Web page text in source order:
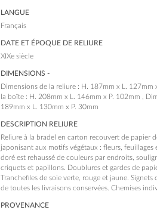
LANGUE
Français
DATE ET ÉPOQUE DE RELIURE
XIXe siècle
DIMENSIONS -
Dimensions de la reliure : H. 187mm x L. 127mm
la boîte : H. 208mm x L. 146mm x P. 102mm ,
189mm x L. 130mm x P. 30mm
DESCRIPTION RELIURE
Reliure à la bradel en carton recouvert de papier
japonisant aux motifs végétaux : fleurs, feuillages
doré est rehaussé de couleurs par endroits,
criquets et papillons. Doublures et gardes de
Tranchefiles de soie verte, rouge et jaune. Signets
de toutes les livraisons conservées. Chemises
PROVENANCE